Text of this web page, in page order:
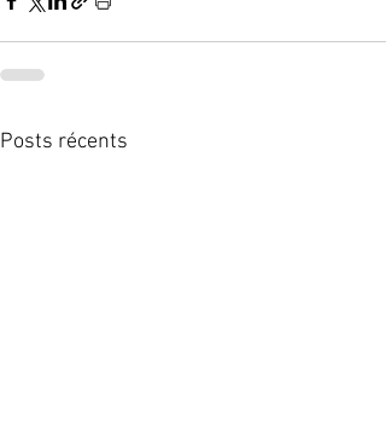
Posts récents